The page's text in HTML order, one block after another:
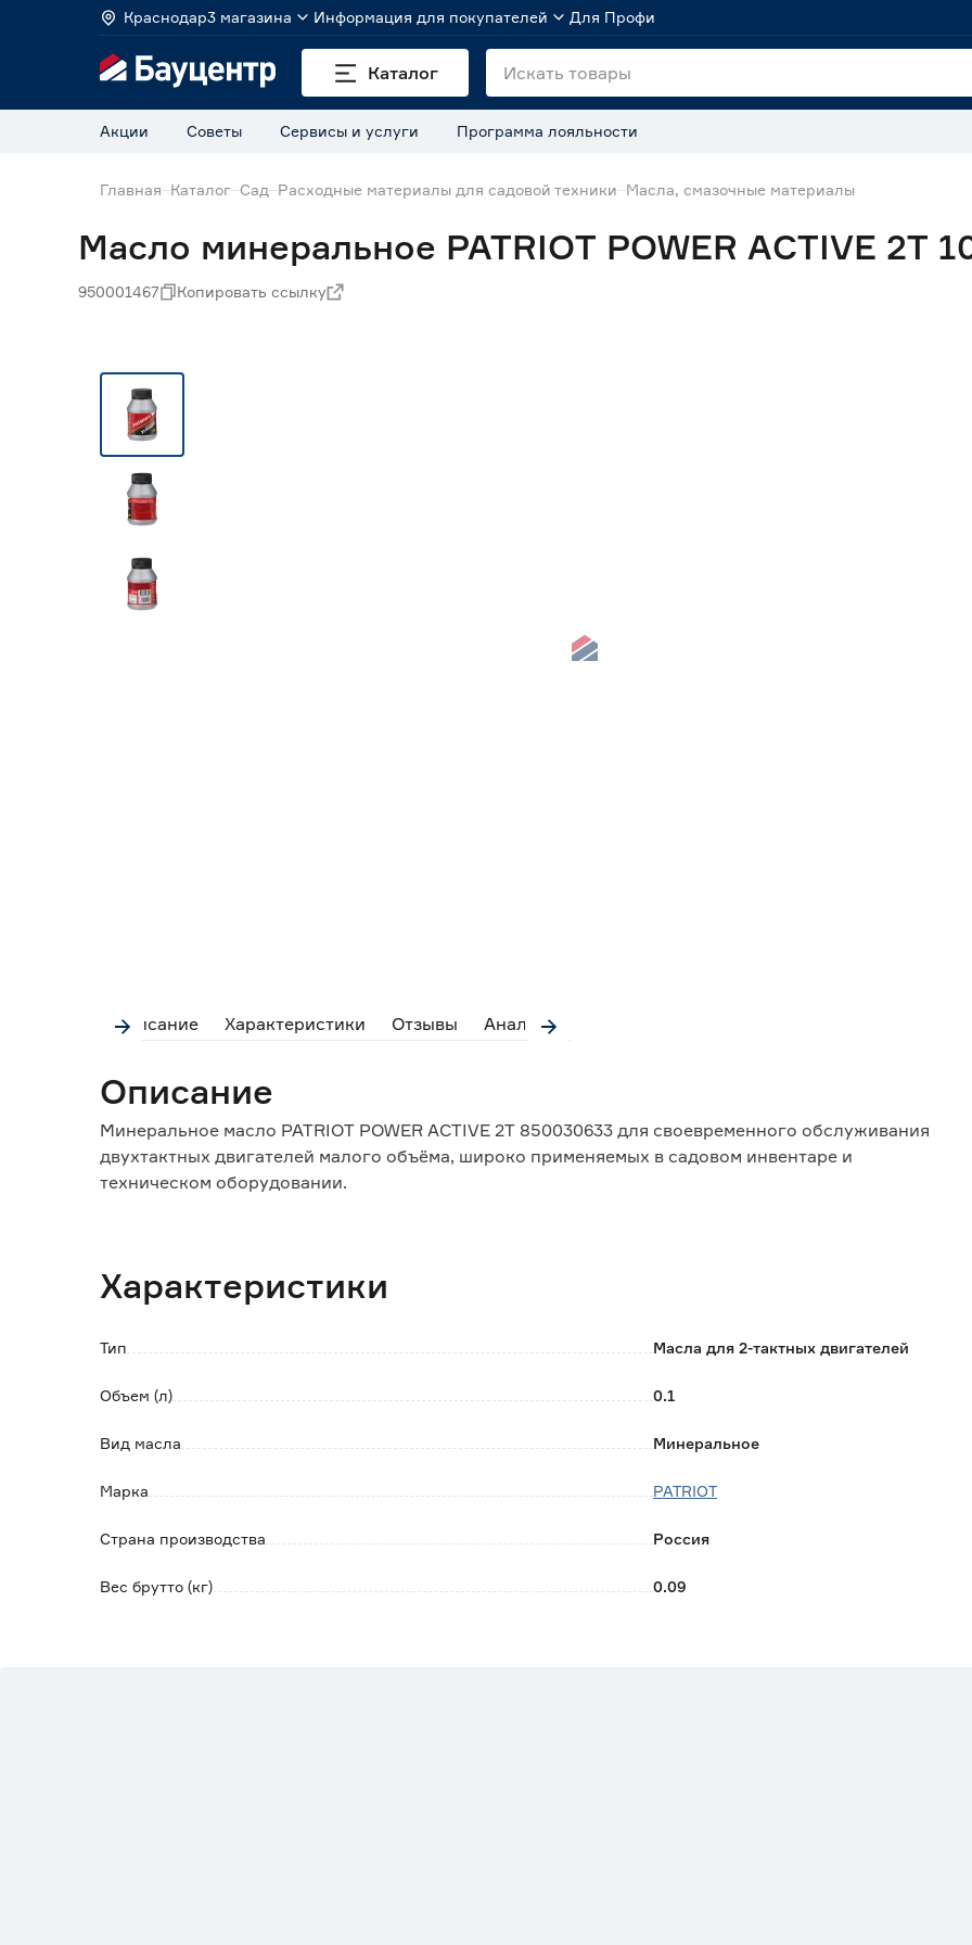
Краснодар3 магазина Информация для покупателей Для Профи
Каталог
Акции Советы Сервисы и услуги Программа лояльности
Главная Каталог Сад Расходные материалы для садовой техники Масла, смазочные материалы
Масло минеральное PATRIOT POWER ACTIVE 2T
950001467 Копировать ссылку
Описание Характеристики Отзывы Аналоги
Описание
Минеральное масло PATRIOT POWER ACTIVE 2T 850030633 для своевременного обслуживания
двухтактных двигателей малого объёма, широко применяемых в садовом инвентаре и
техническом оборудовании.
триммеры и газонокосилки;
эксплуатации;
- быстро достигает важных зон двигателя, обеспечивая надёжную защиту даже при больших
- продолжительный эффект, благодаря низкому расходу и хорошему качеству материала.
Характеристики
Тип Масла для 2-тактных двигателей
Объем (л) 0.1
Вид масла Минеральное
Марка PATRIOT
Страна производства Россия
Вес брутто (кг) 0.09